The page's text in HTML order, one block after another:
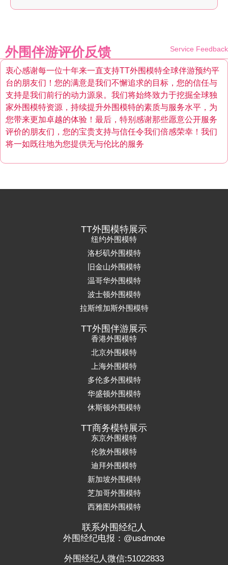
外围伴游评价反馈 Service Feedback
衷心感谢每一位十年来一直支持TT外围模特全球伴游预约平
台的朋友们！您的满意是我们不懈追求的目标，您的信任与
支持是我们前行的动力源泉。我们将始终致力于挖掘全球独
家外围模特资源，持续提升外围模特的素质与服务水平，为
您带来更加卓越的体验！最后，特别感谢那些愿意公开服务
评价的朋友们，您的宝贵支持与信任令我们倍感荣幸！我们
将一如既往地为您提供无与伦比的服务
TT外围模特展示
纽约外围模特
洛杉矶外围模特
旧金山外围模特
温哥华外围模特
波士顿外围模特
拉斯维加斯外围模特
TT外围伴游展示
香港外围模特
北京外围模特
上海外围模特
多伦多外围模特
华盛顿外围模特
休斯顿外围模特
TT商务模特展示
东京外围模特
伦敦外围模特
迪拜外围模特
新加坡外围模特
芝加哥外围模特
西雅图外围模特
联系外围经纪人
外围经纪电报：@usdmote
外围经纪人微信:51022833